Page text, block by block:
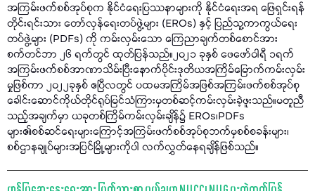
အကြမ်းဖက်စစ်အုပ်စုက နိုင်ငံရေးပြဿနာများကို နိုင်ငံရေးအရ ဖြေရှင်းရန်
တိုင်းရင်းသား တော်လှန်ရေးတပ်ဖွဲ့များ (EROs) နှင့် ပြည်သူ့ကာကွယ်ရေး
တပ်ဖွဲ့များ (PDFs) ကို ကမ်းလှမ်းသော ကြေညာချက်တစ်စောင်အား
စက်တင်ဘာ ၂၆ ရက်တွင် ထုတ်ပြန်သည်။၂၀၂၁ ခုနှစ် ဖေဖော်ဝါရီ ၁ရက်
အကြမ်းဖက်စစ်အာဏာသိမ်းပြီးနောက်ပိုင်းဒုတိယအကြိမ်မြောက်ကမ်းလှမ်း
မှုဖြစ်ကာ ၂၀၂၂ခုနှစ် ဧပြီလတွင် ပထမအကြိမ်အဖြစ်အကြမ်းဖက်စစ်အုပ်စု
ခေါင်းဆောင်ကိုယ်တိုင်ရုပ်မြင်သံကြားမှတစ်ဆင့်ကမ်းလှမ်းခဲ့ဖူးသည်။မတူညီ
သည့်အချက်မှာ ယခုတစ်ကြိမ်ကမ်းလှမ်းချိန်၌ EROs၊PDFs
များ၏စစ်ဆင်ရေးများကြောင့်အကြမ်းဖက်စစ်အုပ်စုဘက်မှစစ်စခန်းများ၊
စစ်ဌာနချုပ်များအပြင်မြို့များကိုပါ လက်လွှတ်နေရချိန်ဖြစ်သည်။